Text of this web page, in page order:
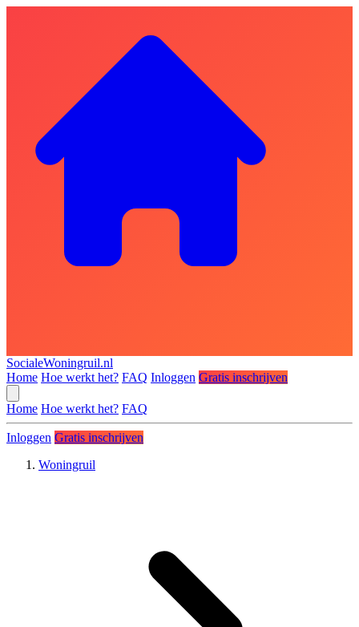
SocialeWoningruil.nl
Home Hoe werkt het? FAQ Inloggen Gratis inschrijven
Home Hoe werkt het? FAQ
Inloggen Gratis inschrijven
Woningruil